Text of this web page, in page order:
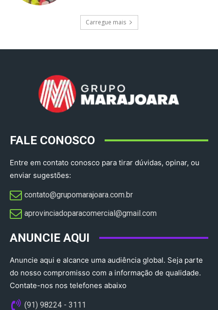
Carregue mais
FALE CONOSCO
Entre em contato conosco para tirar dúvidas, opinar, ou
enviar sugestões:
contato@grupomarajoara.com.br
aprovinciadoparacomercial@gmail.com​
ANUNCIE AQUI
Anuncie aqui e alcance uma audiência global. Seja parte
do nosso compromisso com a informação de qualidade.
Contate-nos nos telefones abaixo
(91) 98224 - 3111